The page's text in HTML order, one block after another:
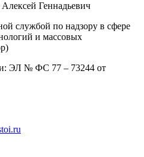
Геннадьевич
службой по надзору в сфере
и массовых
ЭЛ № ФС 77 – 73244 от